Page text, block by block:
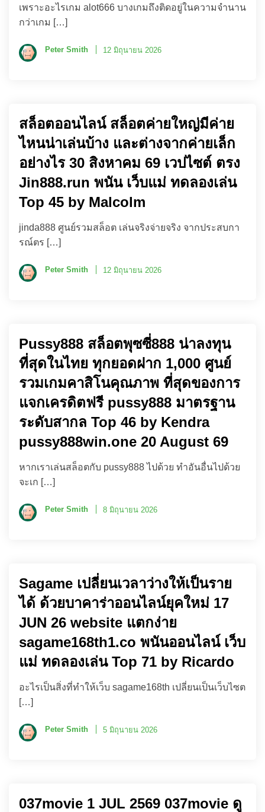
เพราะอะไรเกม alot666 บางเกมถึงติดอยู่ในความจำนาน
กว่าเกม […]
Peter Smith 12 มิถุนายน 2026
สล็อตออนไลน์ สล็อตค่ายใหญ่มีค่าย
ไหนน่าเล่นบ้าง และต่างจากค่ายเล็ก
อย่างไร 30 สิงหาคม 69 เวปไซต์ ตรง
Jin888.run พนัน เว็บแม่ ทดลองเล่น
Top 45 by Malcolm
jinda888 ศูนย์รวมสล็อต เล่นจริงจ่ายจริง จากประสบกา
รณ์ตร […]
Peter Smith 12 มิถุนายน 2026
Pussy888 สล็อตพุซซี่888 น่าลงทุน
ที่สุดในไทย ทุกยอดฝาก 1,000 ศูนย์
รวมเกมคาสิโนคุณภาพ ที่สุดของการ
แจกเครดิตฟรี pussy888 มาตรฐาน
ระดับสากล Top 46 by Kendra
pussy888win.one 20 August 69
หากเราเล่นสล็อตกับ pussy888 ไปด้วย ทำอันอื่นไปด้วย
จะเก […]
Peter Smith 8 มิถุนายน 2026
Sagame เปลี่ยนเวลาว่างให้เป็นราย
ได้ ด้วยบาคาร่าออนไลน์ยุคใหม่ 17
JUN 26 website แตกง่าย
sagame168th1.co พนันออนไลน์ เว็บ
แม่ ทดลองเล่น Top 71 by Ricardo
อะไรเป็นสิ่งที่ทำให้เว็บ sagame168th เปลี่ยนเป็นเว็บไซต
[…]
Peter Smith 5 มิถุนายน 2026
037movie 1 JUL 2569 037movie ดู